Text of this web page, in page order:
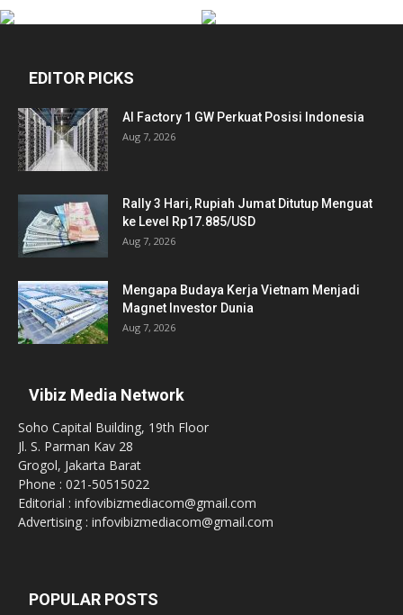
EDITOR PICKS
AI Factory 1 GW Perkuat Posisi Indonesia
Aug 7, 2026
Rally 3 Hari, Rupiah Jumat Ditutup Menguat
ke Level Rp17.885/USD
Aug 7, 2026
Mengapa Budaya Kerja Vietnam Menjadi
Magnet Investor Dunia
Aug 7, 2026
Vibiz Media Network
Soho Capital Building, 19th Floor
Jl. S. Parman Kav 28
Grogol, Jakarta Barat
Phone : 021-50515022
Editorial : infovibizmediacom@gmail.com
Advertising : infovibizmediacom@gmail.com
POPULAR POSTS